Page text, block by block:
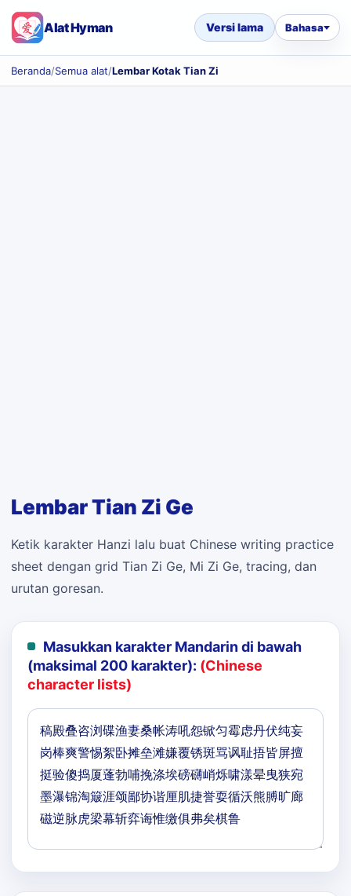
Alat Hyman Versi lama Bahasa
Beranda/Semua alat/Lembar Kotak Tian Zi
Lembar Tian Zi Ge
Ketik karakter Hanzi lalu buat Chinese writing practice
sheet dengan grid Tian Zi Ge, Mi Zi Ge, tracing, dan
urutan goresan.
Masukkan karakter Mandarin di bawah
(maksimal 200 karakter): (Chinese
character lists)